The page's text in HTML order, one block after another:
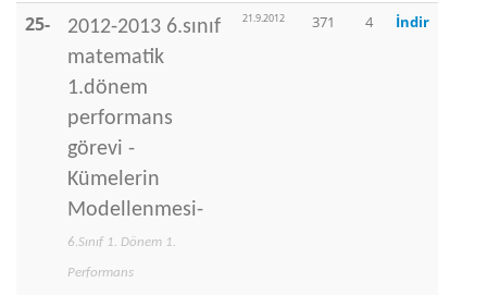
25-
2012-2013 6.sınıf
matematik
1.dönem
performans
görevi -
Kümelerin
Modellenmesi-
6.Sınıf 1. Dönem 1.
Performans
21.9.2012 371 4 İndir